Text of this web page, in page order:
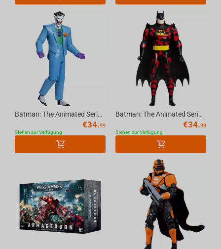
Batman: The Animated Series The Joker 6in Build-A Figure McFarlane Toys (BLUE SUIT) (...
€34.99
Stehen zur Verfügung
Batman: The Animated Series Batman (with Alternate Expressions) 6in Build-A Figure Mc...
€34.99
Stehen zur Verfügung